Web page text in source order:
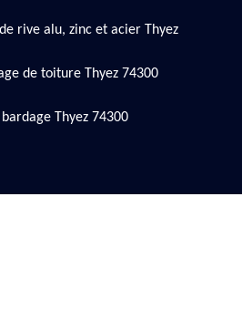
rive alu, zinc et acier Thyez
de toiture Thyez 74300
Thyez 74300